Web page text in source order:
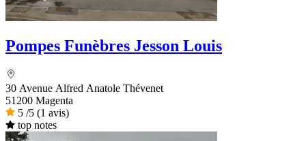
Pompes Funèbres Jesson Louis
30 Avenue Alfred Anatole Thévenet
51200 Magenta
5 /5 (1 avis)
top notes